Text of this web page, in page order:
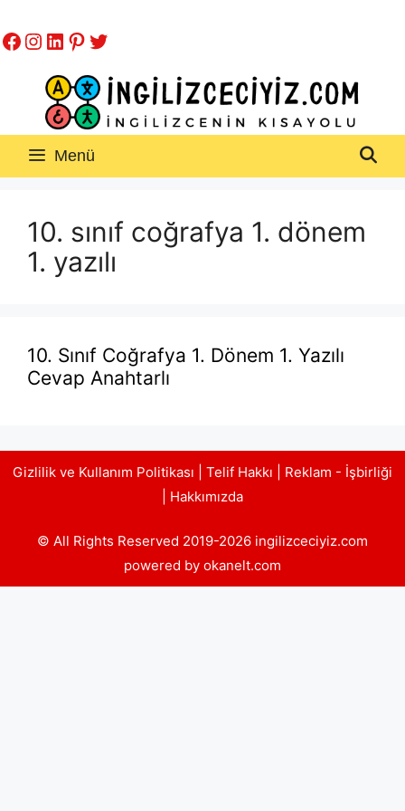
atla
Facebook
Instagram
LinkedIn
Pinterest
Twitter
Menü
10. sınıf coğrafya 1. dönem
1. yazılı
10. Sınıf Coğrafya 1. Dönem 1. Yazılı
Cevap Anahtarlı
Gizlilik ve Kullanım Politikası Telif Hakkı
Reklam - İşbirliği
Hakkımızda
© All Rights Reserved 2019-2026 ingilizceciyiz.com
powered by okanelt.com